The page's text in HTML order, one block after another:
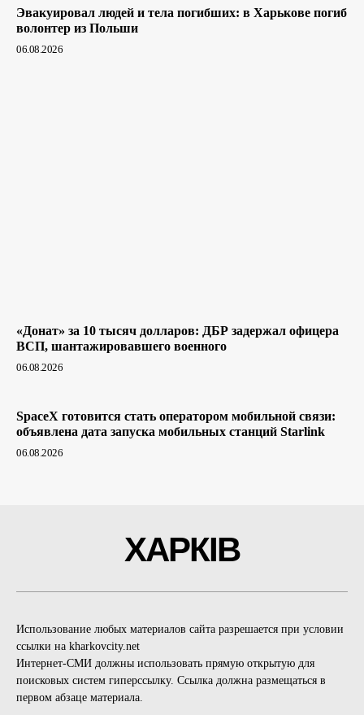
Эвакуировал людей и тела погибших: в Харькове погиб
волонтер из Польши
06.08.2026
«Донат» за 10 тысяч долларов: ДБР задержал офицера
ВСП, шантажировавшего военного
06.08.2026
SpaceX готовится стать оператором мобильной связи:
объявлена дата запуска мобильных станций Starlink
06.08.2026
ХАРКІВ
Использование любых материалов сайта разрешается при условии
ссылки на kharkovcity.net
Интернет-СМИ должны использовать прямую открытую для
поисковых систем гиперссылку. Ссылка должна размещаться в
первом абзаце материала.